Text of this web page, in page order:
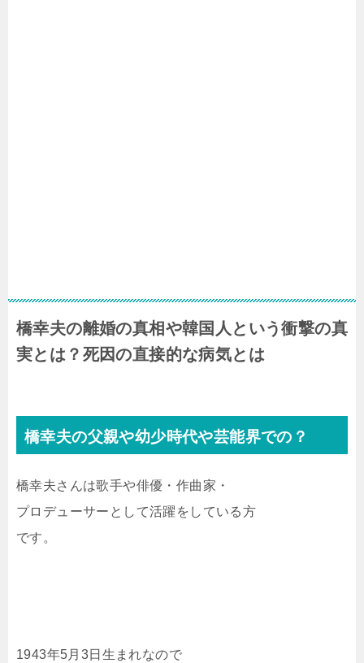
橋幸夫の離婚の真相や韓国人という衝撃の真
実とは？死因の直接的な病気とは
橋幸夫の父親や幼少時代や芸能界での？
橋幸夫さんは歌手や俳優・作曲家・
プロデューサーとして活躍をしている方
です。
1943年5月3日生まれなので